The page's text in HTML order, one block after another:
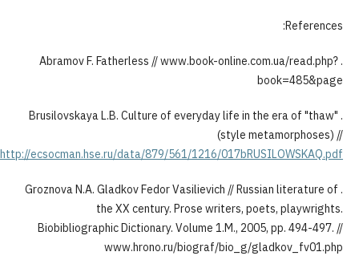
. Abramov F. Fatherless // www.book-
. Brusilovskaya L.B. Culture of everyday life in the
(style
http://ecsocman.hse.ru/data/879/561/1216/
. Groznova N.A. Gladkov Fedor Vasilievich //
the XX century. Prose writers,
Biobibliographic Dictionary. Volume 1.M., 2005,
www.hrono.ru/biograf/bio_g/